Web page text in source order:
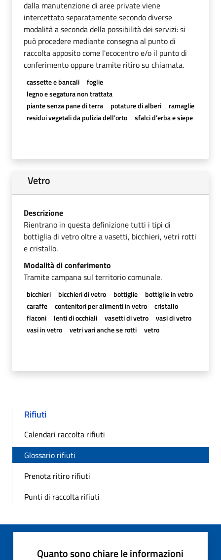
dalla manutenzione di aree private viene
intercettato separatamente secondo diverse
modalità a seconda della possibilità dei servizi: si
può procedere mediante consegna al punto di
raccolta apposito come l'ecocentro e/o il punto di
conferimento oppure tramite ritiro su chiamata.
cassette e bancali
foglie
legno e segatura non trattata
piante senza pane di terra
potature di alberi
ramaglie
residui vegetali da pulizia dell'orto
sfalci d'erba e siepe
Vetro
Descrizione
Rientrano in questa definizione tutti i tipi di
bottiglia di vetro oltre a vasetti, bicchieri, vetri rotti
e cristallo.
Modalità di conferimento
Tramite campana sul territorio comunale.
bicchieri bicchieri di vetro bottiglie
bottiglie in vetro
caraffe
contenitori per alimenti in vetro
cristallo
flaconi
lenti di occhiali vasetti di vetro
vasi di vetro
vasi in vetro
vetri vari anche se rotti vetro
Rifiuti
Calendari raccolta rifiuti
Glossario rifiuti
Prenota ritiro rifiuti
Punti di raccolta rifiuti
Quanto sono chiare le informazioni